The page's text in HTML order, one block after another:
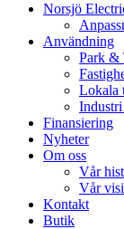
Norsjö
Användning
Park &
Lokala
Finansiering
Nyheter
Om oss
Vår
Vår
Kontakt
Butik